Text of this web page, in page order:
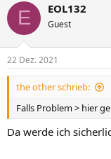
E EOL132
Guest
22 Dez. 2021
the other schrieb:
Falls Problem > hier
Da werde ich